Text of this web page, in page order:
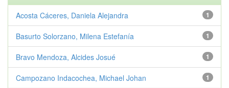
1
Acosta Cáceres, Daniela Alejandra
1
Basurto Solorzano, Milena Estefanía
1
Bravo Mendoza, Alcides Josué
1
Campozano Indacochea, Michael Johan